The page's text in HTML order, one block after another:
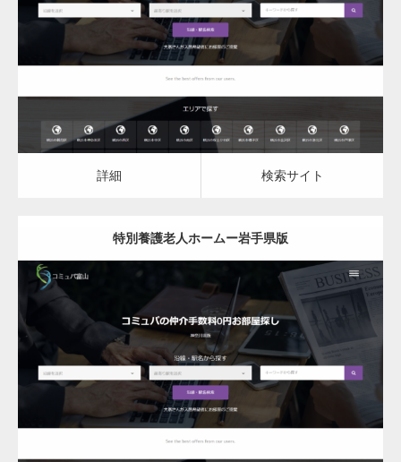
特別養護老人ホーム
詳細 検索サイト
詳細 検索サイト
特別養護老人ホームー岩手県版
更新日： 2023.03.09
特別養護老人ホーム
詳細 検索サイト